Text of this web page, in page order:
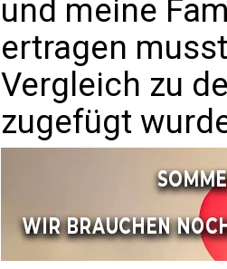
und meine
ertragen
Vergleich zu
zugefügt